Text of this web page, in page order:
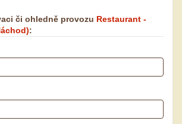
či ohledně provozu Restaurant -
: